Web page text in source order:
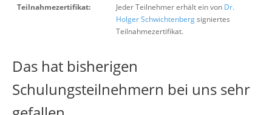
Teilnahmezertifikat: Jeder Teilnehmer erhält ein von Dr.
Holger Schwichtenbergsigniertes
Teilnahmezertifikat.
Das hat bisherigen
Schulungsteilnehmern bei uns sehr